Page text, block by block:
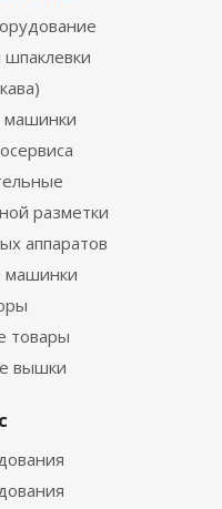
разметки
аппаратов
машинки
товары
вышки